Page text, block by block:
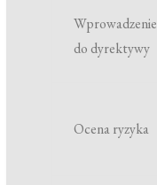
Wprowadzenie
do dyrektywy
Ocena ryzyka